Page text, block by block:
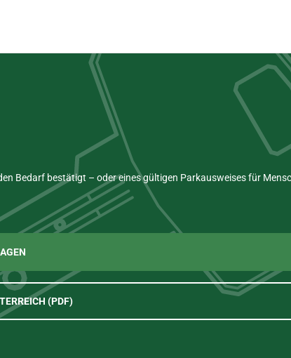
Bedarf bestätigt – oder eines gültigen Parkausweises für
(PDF)